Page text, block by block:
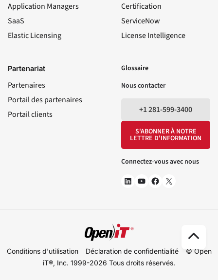
Application Managers
SaaS
Elastic Licensing
Certification
ServiceNow
License Intelligence
Partenariat
Partenaires
Portail des partenaires
Portail clients
Glossaire
Nous contacter
+1 281-599-3400
S'ABONNER À NOTRE
LETTRE D'INFORMATION
Connectez-vous avec nous
Conditions d'utilisation Déclaration de confidentialité
© Open
iT®, Inc. 1999-2026 Tous droits réservés.